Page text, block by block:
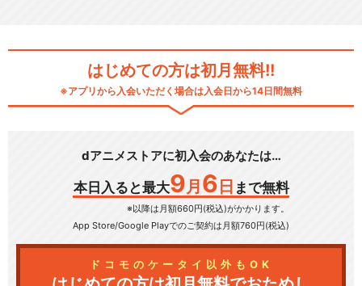
はじめての方は初月無料!!
※アプリから入会いただく場合は入会日から14日間無料
dアニメストアに初入会のあなたは…
本日入ると最大9 月 6 日 まで無料
※以降は月額660円(税込)がかかります。
App Store/Google Playでのご契約は月額760円(税込)
ドコモのケータイ以外もOK